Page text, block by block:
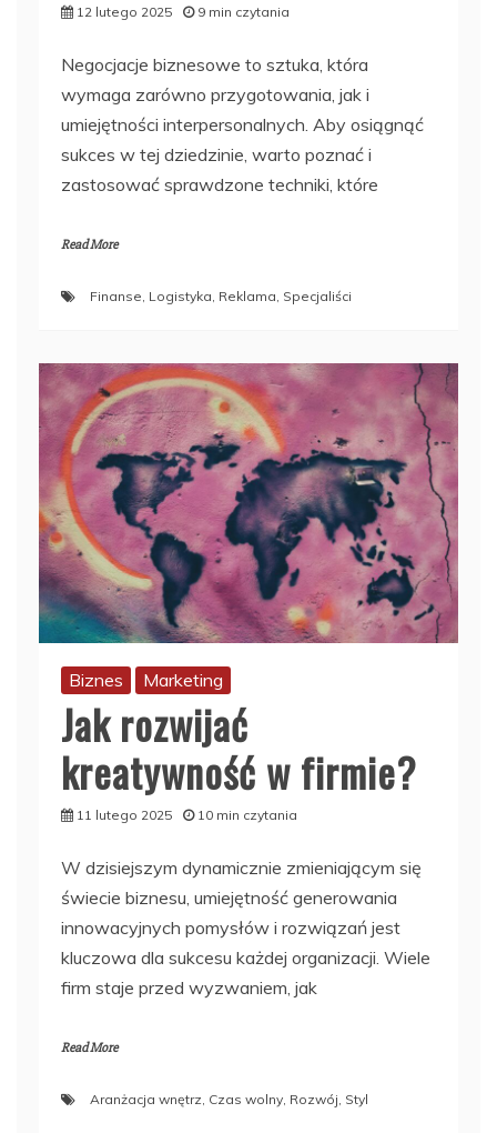
12 lutego 2025 9 min czytania
Negocjacje biznesowe to sztuka, która
wymaga zarówno przygotowania, jak i
umiejętności interpersonalnych. Aby osiągnąć
sukces w tej dziedzinie, warto poznać i
zastosować sprawdzone techniki, które
Read More
Finanse, Logistyka, Reklama, Specjaliści
Biznes Marketing
Jak rozwijać
kreatywność w firmie?
11 lutego 2025 10 min czytania
W dzisiejszym dynamicznie zmieniającym się
świecie biznesu, umiejętność generowania
innowacyjnych pomysłów i rozwiązań jest
kluczowa dla sukcesu każdej organizacji. Wiele
firm staje przed wyzwaniem, jak
Read More
Aranżacja wnętrz, Czas wolny, Rozwój, Styl